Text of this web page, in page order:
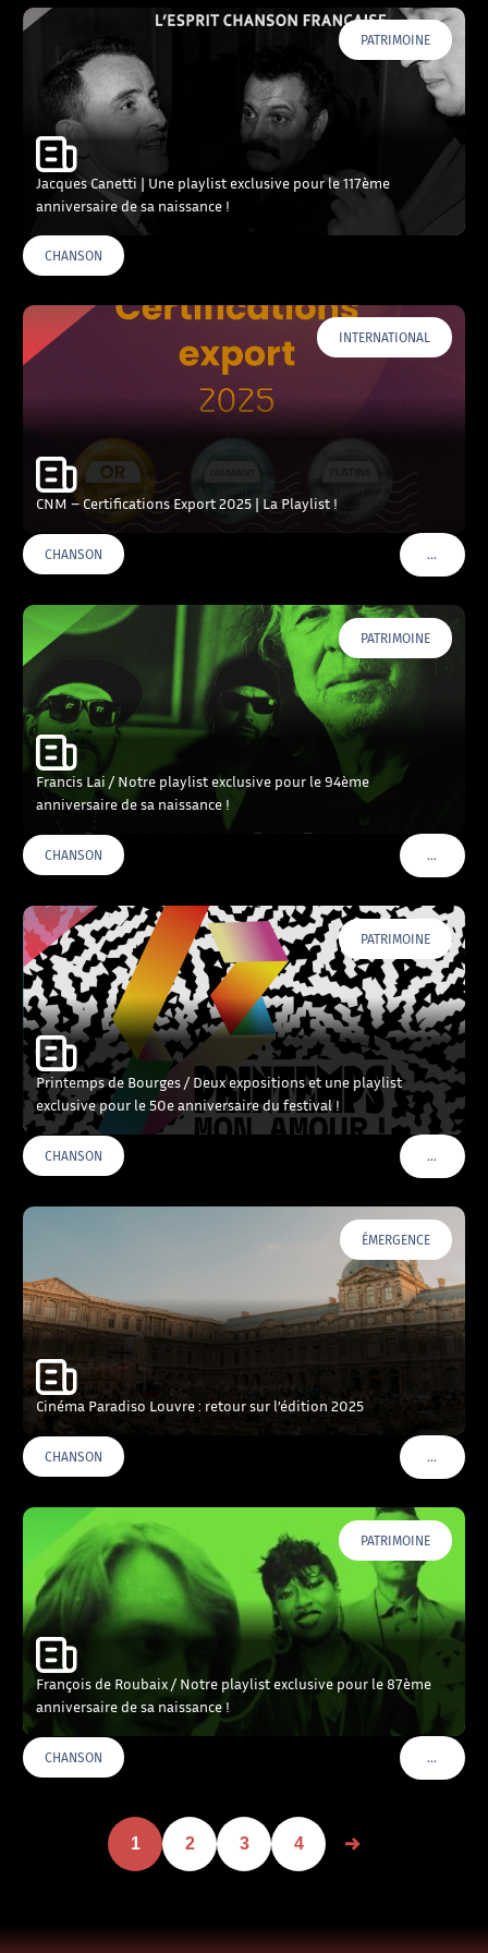
PATRIMOINE
Jacques Canetti | Une playlist exclusive pour le 117ème
anniversaire de sa naissance !
CHANSON
INTERNATIONAL
CNM – Certifications Export 2025 | La Playlist !
CHANSON …VOIR
PATRIMOINE
Francis Lai / Notre playlist exclusive pour le 94ème
anniversaire de sa naissance !
CHANSON …VOIR
PATRIMOINE
Printemps de Bourges / Deux expositions et une playlist
exclusive pour le 50e anniversaire du festival !
CHANSON …VOIR
ÉMERGENCE
Cinéma Paradiso Louvre : retour sur l’édition 2025
CHANSON …VOIR
PATRIMOINE
François de Roubaix / Notre playlist exclusive pour le 87ème
anniversaire de sa naissance !
CHANSON …VOIR
1 2 3 4